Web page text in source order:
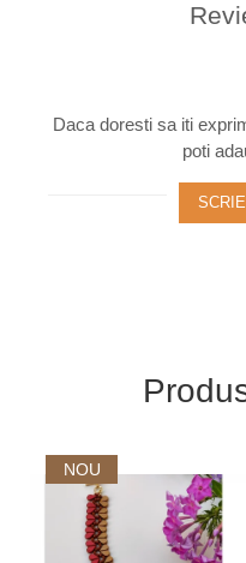
Daca doresti sa iti
poti
NOU